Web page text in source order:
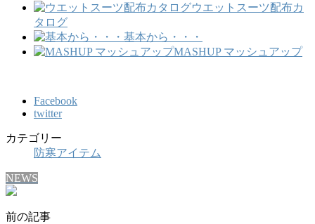
ウエットスーツ配布カ
タログ
基本から・・・
MASHUP マッシュアップ
Facebook
twitter
カテゴリー
防寒アイテム
NEWS
前の記事